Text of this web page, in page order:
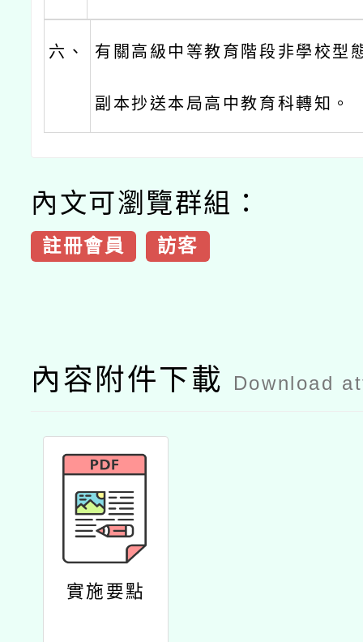
六、 有關高級中等教育階段非學校型
副本抄送本局高中教育科轉知。
內文可瀏覽群組：
註冊會員 訪客
內容附件下載 Download
實施要點